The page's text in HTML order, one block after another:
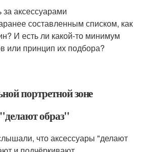
аксессуарами
составленным списком, как
И есть ли какой-то минимум
или принцип их подбора?
портретной зоне
образ"
что аксессуары "делают